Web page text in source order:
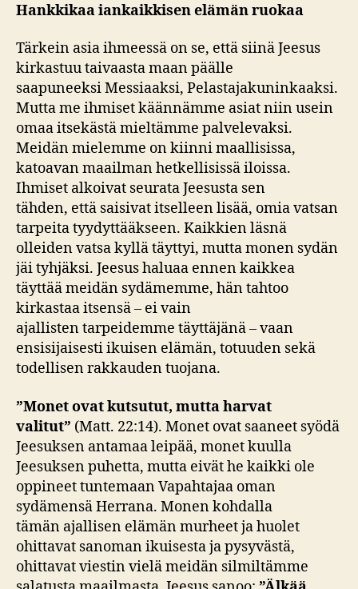
Hankkikaa iankaikkisenelämän ruokaa
Tärkein asia ihmeessä on se, että siinä Jeesus
kirkastuu taivaasta maan päälle
saapuneeksi Messiaaksi, Pelastajakuninkaaksi.
Mutta me ihmiset käännämme asiat niin usein
omaa itsekästä mieltämme palvelevaksi.
Meidän mielemme on kiinni maallisissa,
katoavan maailman hetkellisissä iloissa.
Ihmiset alkoivat seurata Jeesusta sen
tähden, että saisivat itselleen lisää, omia vatsan
tarpeita tyydyttääkseen. Kaikkien läsnä
olleiden vatsa kyllä täyttyi, mutta monen sydän
jäi tyhjäksi. Jeesus haluaa ennen kaikkea
täyttää meidän sydämemme, hän tahtoo
kirkastaa itsensä – ei vain
ajallisten tarpeidemme täyttäjänä – vaan
ensisijaisesti ikuisen elämän, totuuden sekä
todellisen rakkauden tuojana.
”Monet ovat kutsutut, mutta harvat
valitut” (Matt. 22:14). Monet ovat saaneet syödä
Jeesuksen antamaa leipää, monet kuulla
Jeesuksen puhetta, mutta eivät he kaikki ole
oppineet tuntemaan Vapahtajaa oman
sydämensä Herrana. Monen kohdalla
tämän ajallisen elämän murheet ja huolet
ohittavat sanoman ikuisesta ja pysyvästä,
ohittavat viestin vielä meidän silmiltämme